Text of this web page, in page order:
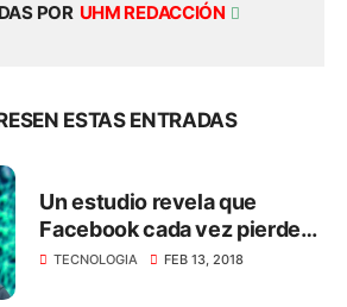
POR UHM REDACCIÓN
ESTAS ENTRADAS
Un estudio revela que
Facebook cada vez pierde
más usuarios jóvenes
TECNOLOGIA FEB 13, 2018